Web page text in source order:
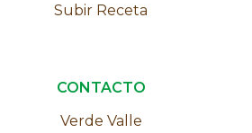
Subir Receta
CONTACTO
Verde Valle